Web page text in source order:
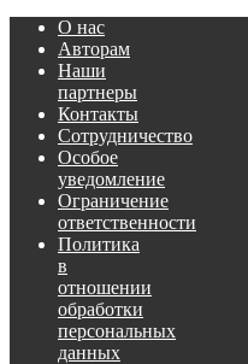
О нас
Авторам
Наши
партнеры
Контакты
Сотрудничество
Особое
уведомление
Ограничение
ответственности
Политика
в
отношении
обработки
персональных
данных